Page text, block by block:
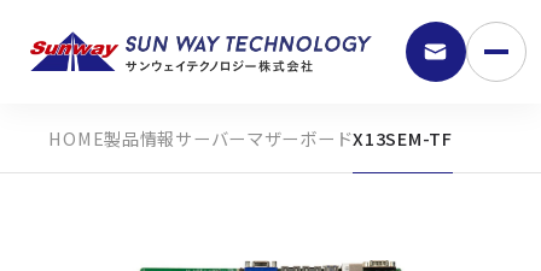
製品情報サーバーマザーボードX13SEM-TF